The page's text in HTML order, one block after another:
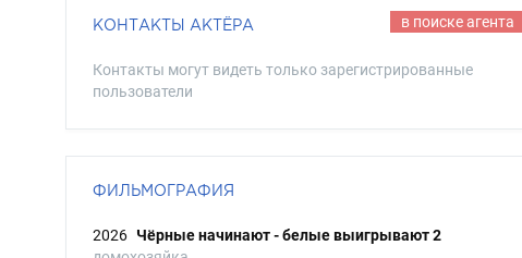
КОНТАКТЫ АКТЁРА в поиске агента
Контакты могут видеть только зарегистрированные
пользователи
ФИЛЬМОГРАФИЯ
2026 Чёрные начинают - белые выигрывают 2